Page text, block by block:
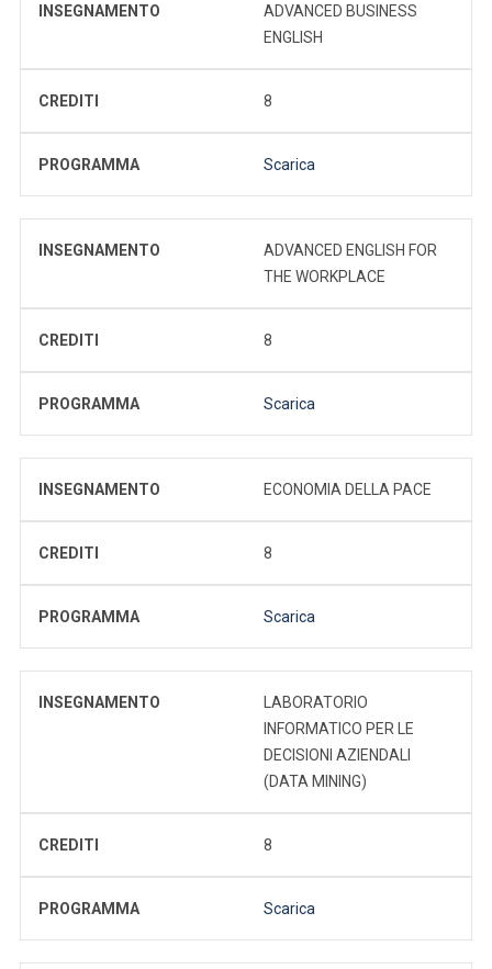
INSEGNAMENTO
ADVANCED BUSINESS
ENGLISH
CREDITI 8
PROGRAMMA Scarica
INSEGNAMENTO
ADVANCED ENGLISH FOR
THE WORKPLACE
CREDITI 8
PROGRAMMA Scarica
INSEGNAMENTO ECONOMIA DELLA PACE
CREDITI 8
PROGRAMMA Scarica
INSEGNAMENTO
LABORATORIO
INFORMATICO PER LE
DECISIONI AZIENDALI
(DATA MINING)
CREDITI 8
PROGRAMMA Scarica